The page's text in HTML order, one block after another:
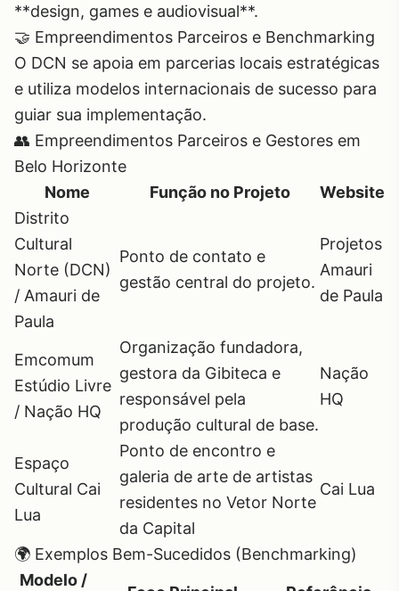
**design, games e audiovisual**.
🤝 Empreendimentos Parceiros e Benchmarking
O DCN se apoia em parcerias locais estratégicas
e utiliza modelos internacionais de sucesso para
guiar sua implementação.
👥 Empreendimentos Parceiros e Gestores em
Belo Horizonte
Nome
Função no Projeto
Website
Distrito
Cultural
Norte (DCN)
/ Amauri de
Paula
Ponto de contato e
gestão central do projeto.
Projetos
Amauri
de Paula
Emcomum
Estúdio Livre
/ Nação HQ
Organização fundadora,
gestora da Gibiteca e
responsável pela
produção cultural de base.
Nação
HQ
Espaço
Cultural Cai
Lua
Ponto de encontro e
galeria de arte de artistas
residentes no Vetor Norte
da Capital
Cai Lua
🌍 Exemplos Bem-Sucedidos (Benchmarking)
Modelo /